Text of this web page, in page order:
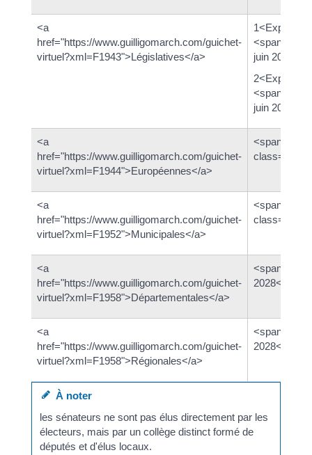
<a
href="https://www.guilligomarch.com/guichet-
virtuel?xml=F1943">Législatives</a>
<span
juin 2022</
<span
juin 2022</
<a
href="https://www.guilligomarch.com/guichet-
virtuel?xml=F1944">Européennes</a>
<span
<a
href="https://www.guilligomarch.com/guichet-
virtuel?xml=F1952">Municipales</a>
<span
<a
href="https://www.guilligomarch.com/guichet-
virtuel?xml=F1958">Départementales</a>
<span
2028</
<a
href="https://www.guilligomarch.com/guichet-
virtuel?xml=F1958">Régionales</a>
<span
2028</
À noter
les sénateurs ne sont pas élus directement par les
électeurs, mais par un collège distinct formé de
députés et d'élus locaux.